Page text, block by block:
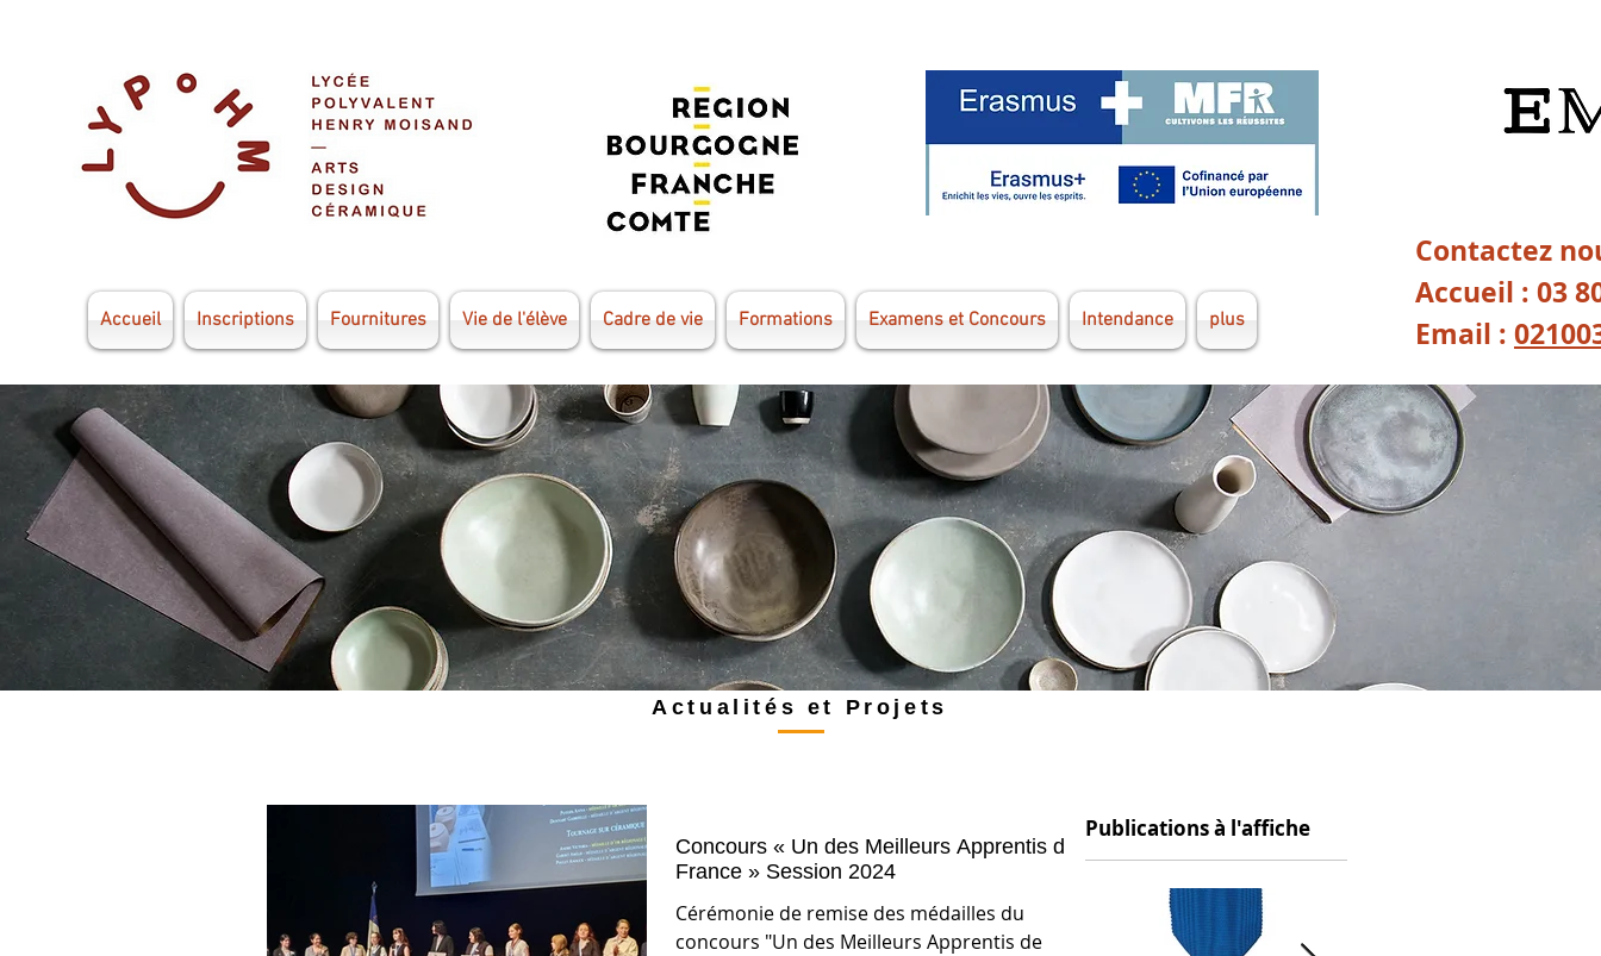
Accueil Inscriptions Fournitures Vie de l'élève Cadre de vie Formations Examens et Concours Intendance plus
Contactez
Accueil : 03
Email :
Actualités et Projets
Concours « Un des Meilleurs Apprentis de
France » Session 2024
Cérémonie de remise des médailles du
concours "Un des Meilleurs Apprentis de
Publications à l'affiche